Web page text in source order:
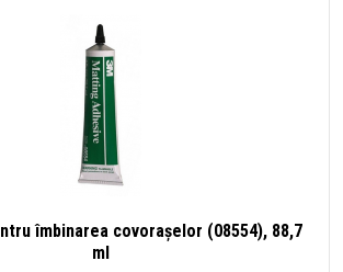
îmbinarea covorașelor (08554), 88,7
ml